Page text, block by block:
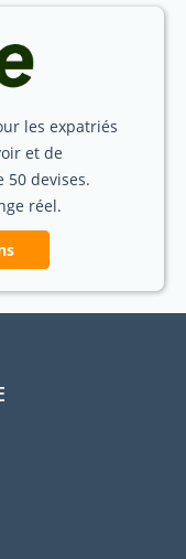
les expatriés
et de
50 devises.
réel.